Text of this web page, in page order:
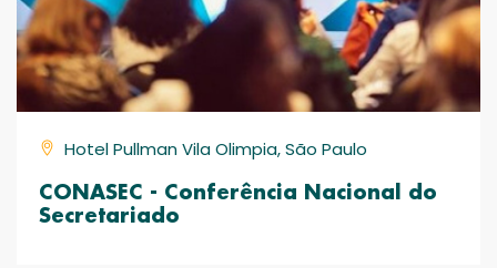
Hotel Pullman Vila Olimpia, São Paulo
CONASEC - Conferência Nacional do
Secretariado